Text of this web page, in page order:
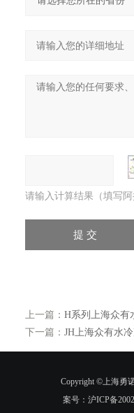
请输入计算结果（填写
上一篇： H系列上海众有
下一篇： JH上海众有水
Copyright ©上海勇
案号：沪ICP备